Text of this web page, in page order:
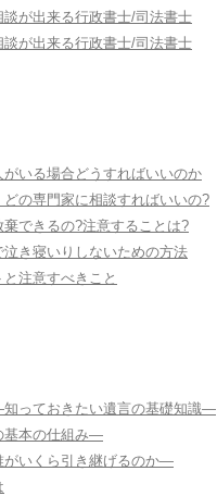
が出来る行政書士/司法書士
が出来る行政書士/司法書士
いる場合どうすればいいのか
の専門家に相談すればいいの?
できるの?注意することは?
き寝いりしないための方法
注意すべきこと
っておきたい遺言の基礎知識―
基本の仕組み―
いくら引き継げるのか―